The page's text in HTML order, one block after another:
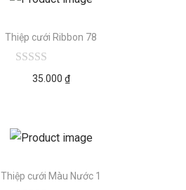
Thiệp cưới Ribbon 78
35.000 ₫
Thiệp cưới Màu Nước 1